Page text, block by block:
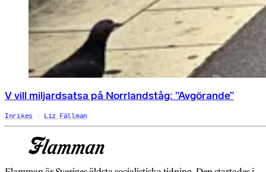
V vill miljardsatsa på Norrlandståg: ”Avgörande”
Inrikes Liz Fällman